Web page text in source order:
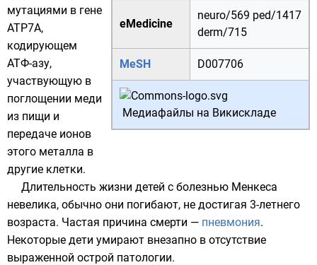
eMedicine
neuro/569 ped/1417
derm/715
MeSH D007706
Медиафайлы на Викискладе
мутациями в гене
ATP7A,
кодирующем
АТФ-азу,
участвующую в
поглощении меди
из пищи и
передаче ионов
этого металла в
другие клетки.
Длительность жизни детей с болезнью Менкеса
невелика, обычно они погибают, не достигая 3-летнего
возраста. Частая причина смерти — пневмония.
Некоторые дети умирают внезапно в отсутствие
выраженной острой патологии.